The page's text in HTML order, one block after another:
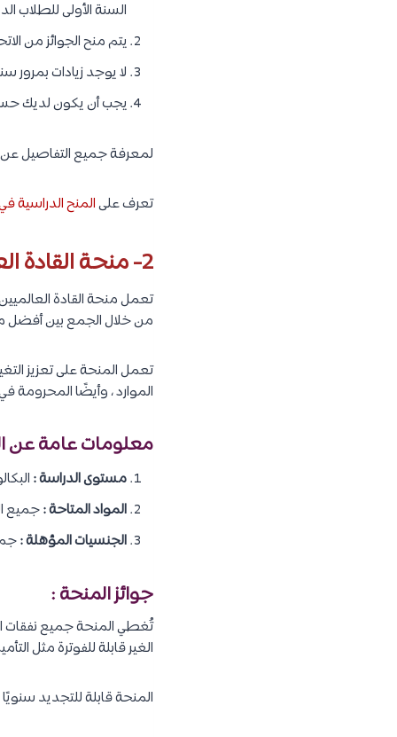
السنة الأولى للطلاب
يتم منح الجوائز من
لا يوجد زيادات بمرور
يجب أن يكون لديك حساب مصرفي لا يقل عن
لمعرفة جميع التفاصيل عن
تعرف علىالمنح الدراسية في امريكا لعام 2021
2- منحة القادة العالميين الناشئة في الاتحاد الأفريقي :
تعمل منحة القادة
من خلال الجمع بين أفضل ما
تعمل المنحة على تعزيز
الموارد ، وأيضًا
معلومات عامة عن
مستوى الدراسة :
المواد المتاحة :جميع
الجنسيات المؤهلة :
جوائز المنحة :
تُغطي المنحة جميع نفقات
الغير قابلة للفوترة مثل التأمين
المنحة قابلة للتجديد